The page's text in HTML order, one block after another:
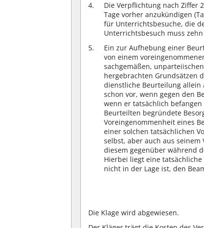
Die Verpflichtung nach Ziffer
Tage vorher anzukündigen
für Unterrichtsbesuche, die
Unterrichtsbesuch muss
Ein zur Aufhebung einer
von einem
sachgemäßen,
hergebrachten Grundsätzen
dienstliche Beurteilung allein
schon vor, wenn gegen den
wenn er tatsächlich
Beurteilten begründete
Voreingenommenheit eines
einer solchen tatsächlichen
selbst, aber auch aus
diesem gegenüber während
Hierbei liegt eine
nicht in der Lage ist, den
Die Klage wird abgewiesen.